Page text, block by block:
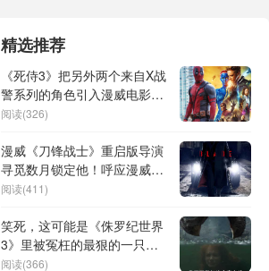
精选推荐
《死侍3》把另外两个来自X战
警系列的角色引入漫威电影宇
宙
阅读(326)
漫威《刀锋战士》重启版导演
寻觅数月锁定他！呼应漫威宇
宙近年制作使命
阅读(411)
笑死，这可能是《侏罗纪世界
3》里被冤枉的最狠的一只恐
龙了！
阅读(366)